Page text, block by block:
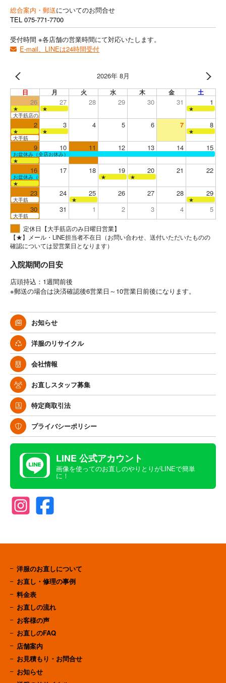
総合案内・郵送についてのお問合せ
TEL 075-771-7700
受付時間 ※各店舗の営業時間にて対応いたします。
E-mail、LINEは24時間受付
2026年 8月
日 月 火 水 木 金 土
26 27 28 29 30 31 1
★ ★
★
大手筋店のみ営業
2 3 4 5 6 7 8
★ ★
★
大手筋
9 10 11 12 13 14 15
お盆休み（全店お休み）
★
16 17 18 19 20 21 22
お盆休み（全店お休み） ★
★
★
23 24 25 26 27 28 29
大手筋 ★ ★
30 31 1 2 3 4 5
大手筋
定休日【大手筋店のみ日曜日営業】
【★】メール・LINE担当者不在日（お問い合わせ、送付いただいたものの
確認については翌営業日となります）
入院期間の目安
店頭持込：1週間前後
※郵送の場合は決済確認後6営業日～10営業日前後になります。
お知らせ
洋服のリサイクル
会社情報
お直しスタッフ募集
特定商取引法
プライバシーポリシー
LINE 公式アカウント
画像を使ってのお直しのやりとりがLINEで簡単
に！
洋服のお直しについて
お直し・修理の事例
料金表
お直しの流れ
お客様の声
お直しのFAQ
店舗案内
お見積もり・お問合せ
お知らせ